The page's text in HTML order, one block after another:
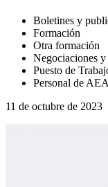
Boletines y
Formación
Otra formación
Negociaciones y
Puesto de
Personal de
11 de octubre de 2023